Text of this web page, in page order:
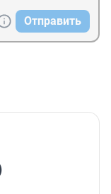
Отправить